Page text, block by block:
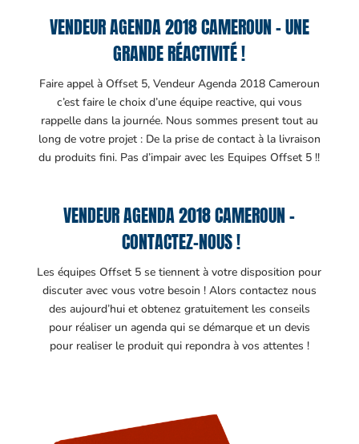
VENDEUR AGENDA 2018 CAMEROUN – UNE
GRANDE RÉACTIVITÉ !
Faire appel à Offset 5, Vendeur Agenda 2018 Cameroun
c’est faire le choix d’une équipe reactive, qui vous
rappelle dans la journée. Nous sommes present tout au
long de votre projet : De la prise de contact à la livraison
du produits fini. Pas d’impair avec les Equipes Offset 5 !!
VENDEUR AGENDA 2018 CAMEROUN –
CONTACTEZ-NOUS !
Les équipes Offset 5 se tiennent à votre disposition pour
discuter avec vous votre besoin ! Alors contactez nous
des aujourd’hui et obtenez gratuitement les conseils
pour réaliser un agenda qui se démarque et un devis
pour realiser le produit qui repondra à vos attentes !